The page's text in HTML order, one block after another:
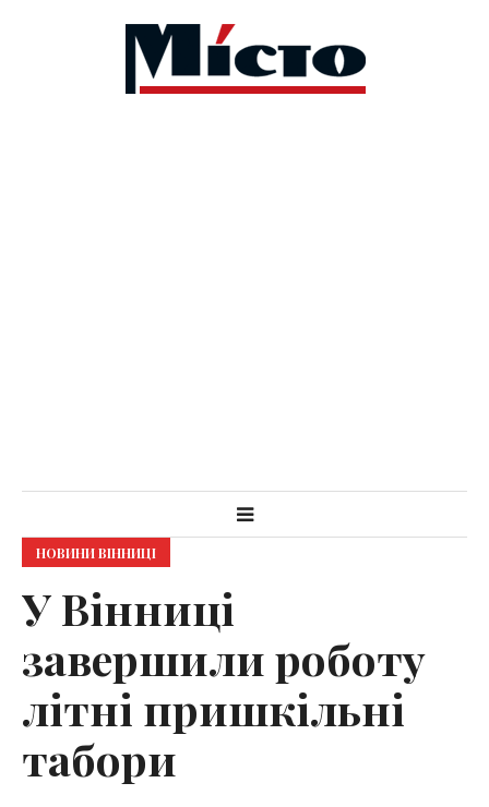
НОВИНИ ВІННИЦІ
У Вінниці
завершили роботу
літні пришкільні
табори